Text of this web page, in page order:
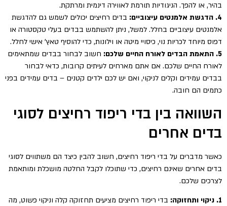
בהיר, או להפך. הניגודיות תורמת לאווירה דינמית ומרתקת.
4. הדגשת אלמנטים עיצוביים:
בדים רחיצים יכולים לשמש גם להדגשת
אלמנטים עיצוביים בחלל. למשל, ניתן להשתמש בבדים בעלי טקסטורה או
דפוס מיוחד לכריות נוי, כיסויי מיטה או וילונות, כדי להוסיף טאץ' אישי לחלל.
5. התאמת הבדים לאורח החיים שלכם:
חשוב לבחור בבדים שמתאימים
לאורח החיים שלכם. אם אתם מארחים לעיתים קרובות, כדאי לבחור
בבדים עמידים וקלים לניקוי, ואם יש לכם ילדים קטנים – בדים עמידים בפני
כתמים הם חובה.
השוואה בין בדי ריפוד רחיצים לסוגי
בדים אחרים
כאשר מדברים על בדי ריפוד רחיצים, חשוב להבין כיצד הם משתווים לסוגי
בדים אחרים שאינם רחיצים, כדי שתוכלו לקבל החלטה מושכלת ומותאמת
לצרכים שלכם.
1. ניקוי ותחזוקה:
בדי ריפוד רחיצים מציעים תחזוקה קלה וניקוי פשוט, מה